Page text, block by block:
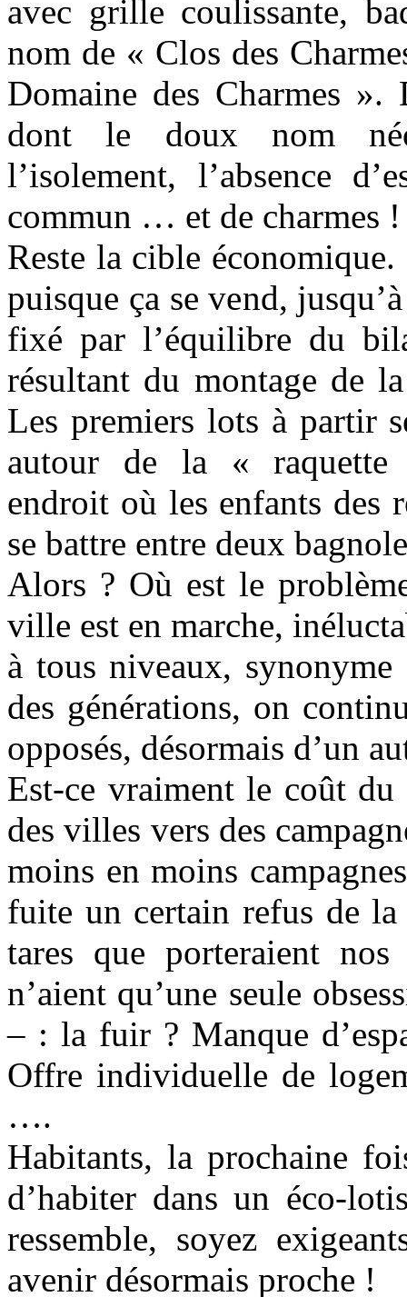
avec grille coulissante,
nom de « Clos des
Domaine des Charmes ».
dont le doux nom
l’isolement, l’absence
commun … et de charmes !
Reste la cible
puisque ça se vend,
fixé par l’équilibre du
résultant du montage de
Les premiers lots à partir
autour de la « raquette
endroit où les enfants des
se battre entre deux
Alors ? Où est le
ville est en marche,
à tous niveaux,
des générations, on
opposés, désormais d’un
Est-ce vraiment le coût
des villes vers des
moins en moins
fuite un certain refus de
tares que porteraient
n’aient qu’une seule
– : la fuir ? Manque
Offre individuelle de
….
Habitants, la prochaine
d’habiter dans un éco-
ressemble, soyez
avenir désormais proche !